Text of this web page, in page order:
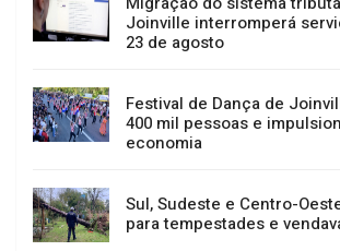
Passeio guiado, música e
agenda cultural de Joinville
Migração do sistema
Joinville interromperá
23 de agosto
Festival de Dança de
400 mil pessoas e
economia